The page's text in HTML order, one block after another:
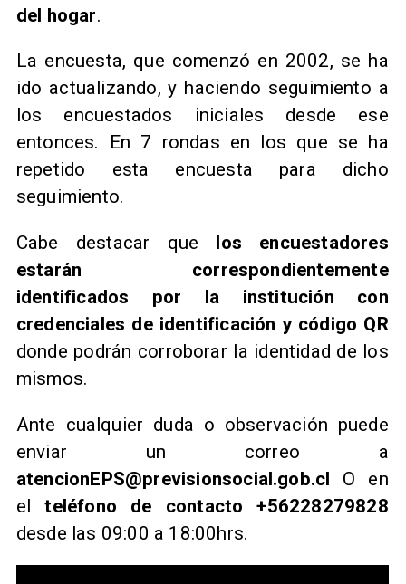
del hogar.
La encuesta, que comenzó en 2002, se ha
ido actualizando, y haciendo seguimiento a
los encuestados iniciales desde ese
entonces. En 7 rondas en los que se ha
repetido esta encuesta para dicho
seguimiento.
Cabe destacar que los encuestadores
estarán correspondientemente
identificados por la institución con
credenciales de identificación y código QR
donde podrán corroborar la identidad de los
mismos.
Ante cualquier duda o observación puede
enviar un correo a
atencionEPS@previsionsocial.gob.cl O en
elteléfono de contacto +56228279828
desde las 09:00 a 18:00hrs.